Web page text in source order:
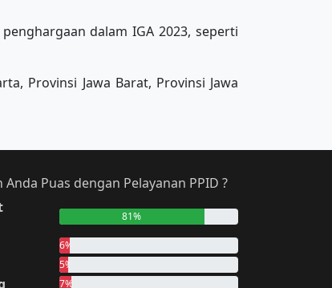
dalam IGA 2023, seperti
Provinsi Jawa Barat, Provinsi Jawa
Anda Puas dengan Pelayanan PPID ?
81%
6%
5%
7%